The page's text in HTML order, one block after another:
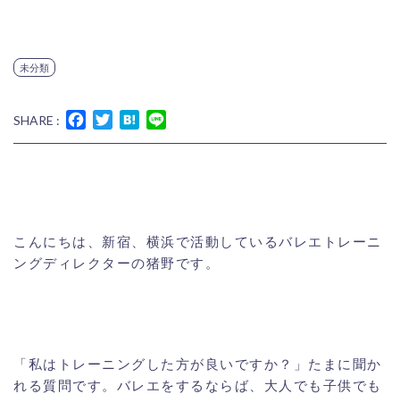
未分類
SHARE : FacebookTwitterHatena
こんにちは、新宿、横浜で活動しているバレエトレーニ
ングディレクターの猪野です。
「私はトレーニングした方が良いですか？」たまに聞か
れる質問です。バレエをするならば、大人でも子供でも